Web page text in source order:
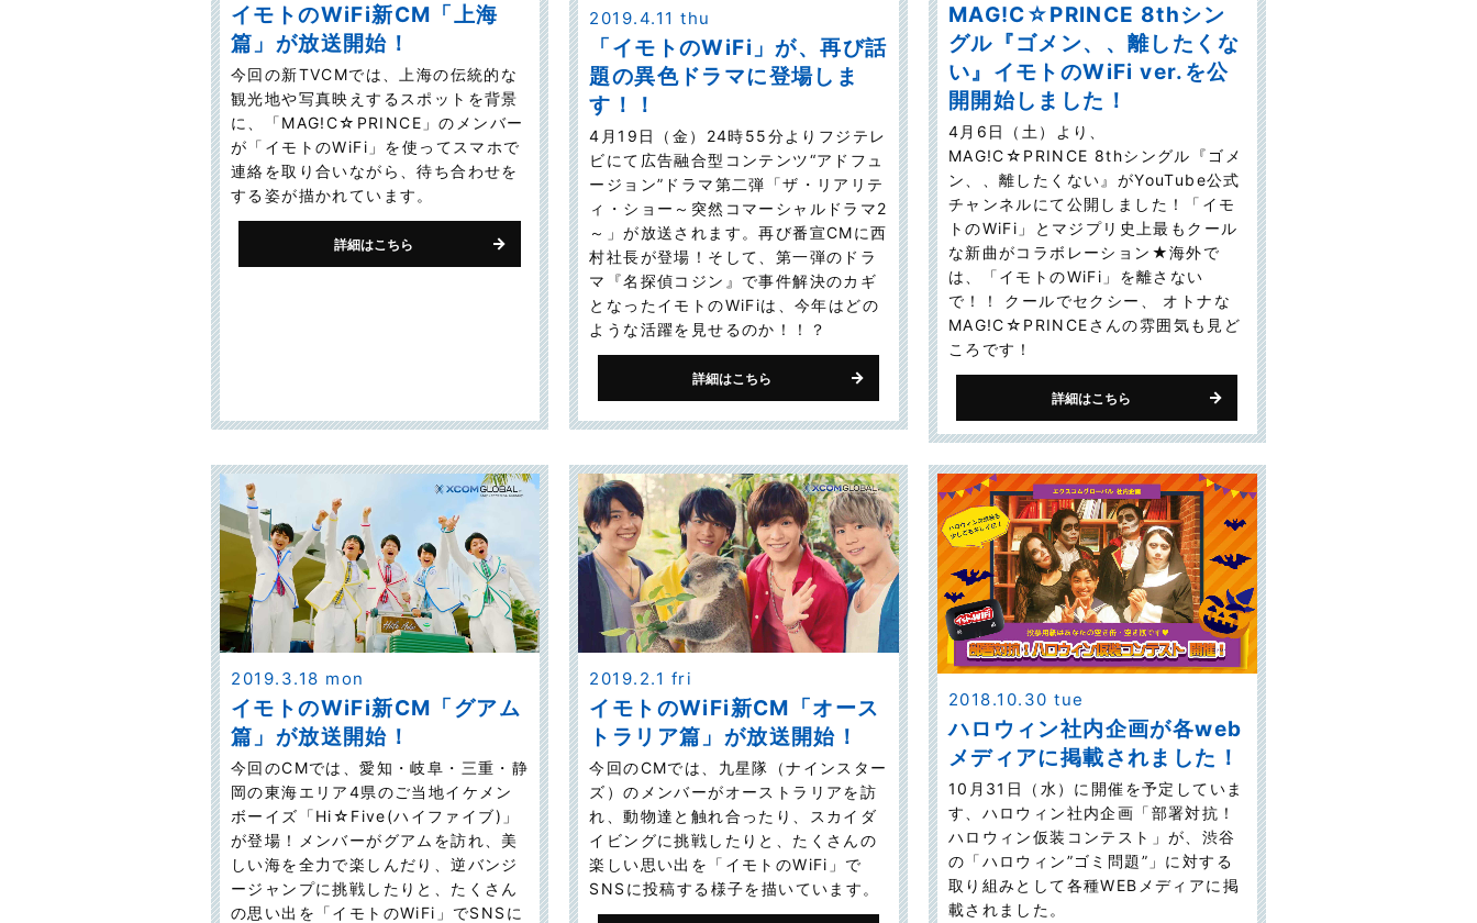
イモトのWiFi新CM「上海
篇」が放送開始！
今回の新TVCMでは、上海の伝統的な
観光地や写真映えするスポットを背景
に、「MAG!C☆PRINCE」のメンバー
が「イモトのWiFi」を使ってスマホで
連絡を取り合いながら、待ち合わせを
する姿が描かれています。
詳細はこちら
2019.4.11 thu
「イモトのWiFi」が、再び話
題の異色ドラマに登場しま
す！！
4月19日（金）24時55分よりフジテレ
ビにて広告融合型コンテンツ“アドフュ
ージョン”ドラマ第二弾「ザ・リアリテ
ィ・ショー～突然コマーシャルドラマ2
～」が放送されます。再び番宣CMに西
村社長が登場！そして、第一弾のドラ
マ『名探偵コジン』で事件解決のカギ
となったイモトのWiFiは、今年はどの
ような活躍を見せるのか！！？
詳細はこちら
MAG!C☆PRINCE 8thシン
グル『ゴメン、、離したくな
い』イモトのWiFi ver.を公
開開始しました！
4月6日（土）より、
MAG!C☆PRINCE 8thシングル『ゴメ
ン、、離したくない』がYouTube公式
チャンネルにて公開しました！「イモ
トのWiFi」とマジプリ史上最もクール
な新曲がコラボレーション★海外で
は、「イモトのWiFi」を離さない
で！！ クールでセクシー、 オトナな
MAG!C☆PRINCEさんの雰囲気も見ど
ころです！
詳細はこちら
2019.3.18 mon
イモトのWiFi新CM「グアム
篇」が放送開始！
今回のCMでは、愛知・岐阜・三重・静
岡の東海エリア4県のご当地イケメン
ボーイズ「Hi☆Five(ハイファイブ)」
が登場！メンバーがグアムを訪れ、美
しい海を全力で楽しんだり、逆バンジ
ージャンプに挑戦したりと、たくさん
の思い出を「イモトのWiFi」でSNSに
2019.2.1 fri
イモトのWiFi新CM「オース
トラリア篇」が放送開始！
今回のCMでは、九星隊（ナインスター
ズ）のメンバーがオーストラリアを訪
れ、動物達と触れ合ったり、スカイダ
イビングに挑戦したりと、たくさんの
楽しい思い出を「イモトのWiFi」で
SNSに投稿する様子を描いています。
2018.10.30 tue
ハロウィン社内企画が各web
メディアに掲載されました！
10月31日（水）に開催を予定していま
す、ハロウィン社内企画「部署対抗！
ハロウィン仮装コンテスト」が、渋谷
の「ハロウィン”ゴミ問題”」に対する
取り組みとして各種WEBメディアに掲
載されました。